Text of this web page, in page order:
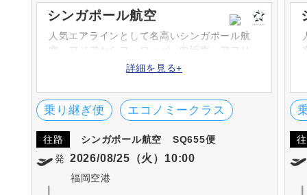
シンガポール航空
人気エアラインとして名高いシンガポール航
空。アジアからヨーロッパ、中近東、アフリ
カ、北米、南太平洋など幅広いネットワーク
などのサービスで世界の人々に愛されていま
す。
詳細を見る+
乗り継ぎ便 エコノミークラス
往路 シンガポール航空
SQ655便
発 2026/08/25（火）10:00
福岡空港